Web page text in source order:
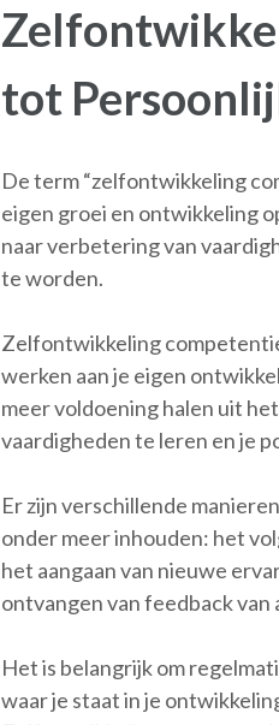
tot
De term “zelfontwikkeling
eigen groei en ontwikkeling
naar verbetering van
te worden.
Zelfontwikkeling
werken aan je eigen
meer voldoening halen uit
vaardigheden te leren en je
Er zijn verschillende
onder meer inhouden: het
het aangaan van nieuwe
ontvangen van feedback van
Het is belangrijk om
waar je staat in je